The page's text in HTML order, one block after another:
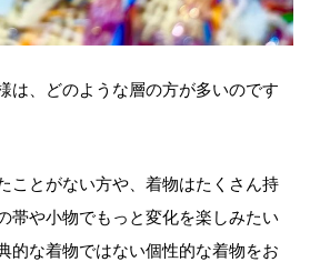
、どのような層の方が多いのです
ことがない方や、着物はたくさん持
帯や小物でもっと変化を楽しみたい
的な着物ではない個性的な着物をお